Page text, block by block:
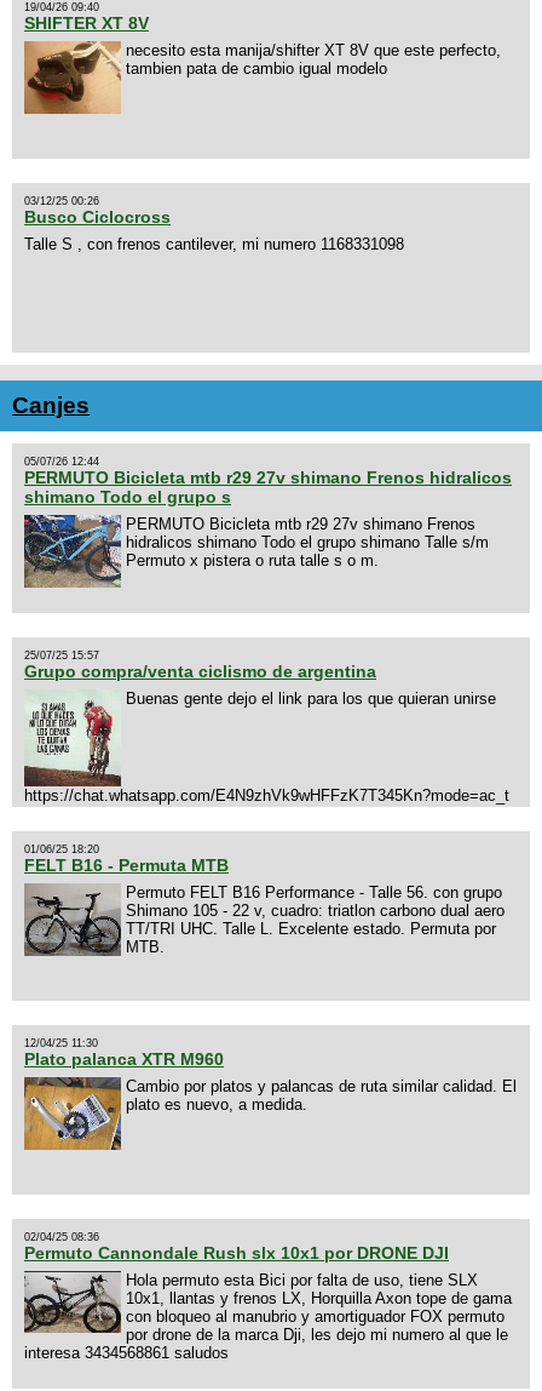
19/04/26 09:40
SHIFTER XT 8V
necesito esta manija/shifter XT 8V que este perfecto,
tambien pata de cambio igual modelo
03/12/25 00:26
Busco Ciclocross
Talle S , con frenos cantilever, mi numero 1168331098
Canjes
05/07/26 12:44
PERMUTO Bicicleta mtb r29 27v shimano Frenos hidralicos
shimano Todo el grupo s
PERMUTO Bicicleta mtb r29 27v shimano Frenos
hidralicos shimano Todo el grupo shimano Talle s/m
Permuto x pistera o ruta talle s o m.
25/07/25 15:57
Grupo compra/venta ciclismo de argentina
Buenas gente dejo el link para los que quieran unirse
https://chat.whatsapp.com/E4N9zhVk9wHFFzK7T345Kn?mode=ac_t
01/06/25 18:20
FELT B16 - Permuta MTB
Permuto FELT B16 Performance - Talle 56. con grupo
Shimano 105 - 22 v, cuadro: triatlon carbono dual aero
TT/TRI UHC. Talle L. Excelente estado. Permuta por
MTB.
12/04/25 11:30
Plato palanca XTR M960
Cambio por platos y palancas de ruta similar calidad. El
plato es nuevo, a medida.
02/04/25 08:36
Permuto Cannondale Rush slx 10x1 por DRONE DJI
Hola permuto esta Bici por falta de uso, tiene SLX
10x1, llantas y frenos LX, Horquilla Axon tope de gama
con bloqueo al manubrio y amortiguador FOX permuto
por drone de la marca Dji, les dejo mi numero al que le
interesa 3434568861 saludos